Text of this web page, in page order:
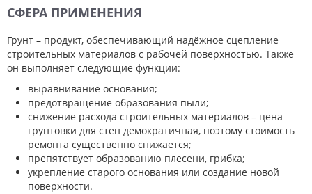
СФЕРА ПРИМЕНЕНИЯ
Грунт – продукт, обеспечивающий надёжное сцепление
строительных материалов с рабочей поверхностью. Также
он выполняет следующие функции:
выравнивание основания;
предотвращение образования пыли;
снижение расхода строительных материалов – цена
грунтовки для стен демократичная, поэтому стоимость
ремонта существенно снижается;
препятствует образованию плесени, грибка;
укрепление старого основания или создание новой
поверхности.